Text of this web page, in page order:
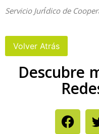
Servicio Jurídico de
Descubre